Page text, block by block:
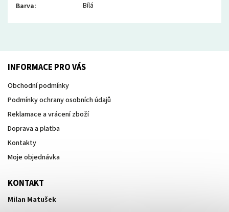
Barva: Bílá
INFORMACE PRO VÁS
Obchodní podmínky
Podmínky ochrany osobních údajů
Reklamace a vrácení zboží
Doprava a platba
Kontakty
Moje objednávka
KONTAKT
Milan Matušek